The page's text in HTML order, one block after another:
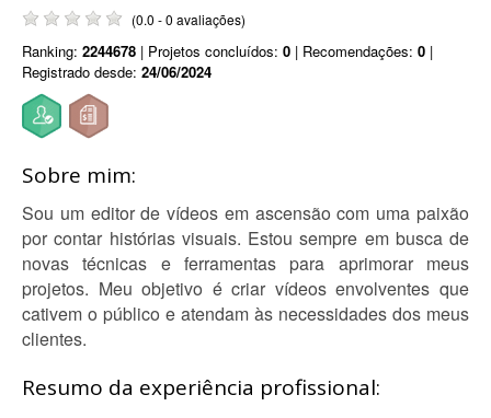
(0.0 - 0 avaliações)
Ranking: 2244678 | Projetos concluídos: 0 | Recomendações: 0 |
Registrado desde: 24/06/2024
Sobre mim:
Sou um editor de vídeos em ascensão com uma paixão
por contar histórias visuais. Estou sempre em busca de
novas técnicas e ferramentas para aprimorar meus
projetos. Meu objetivo é criar vídeos envolventes que
cativem o público e atendam às necessidades dos meus
clientes.
Resumo da experiência profissional: